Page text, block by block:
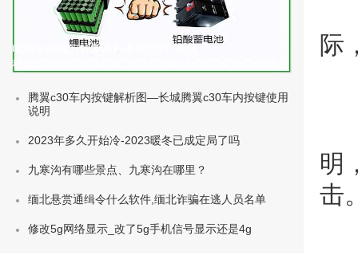
际
明
击
电动车电池的种类及标准(电动车 电池
种类)
腾翼c30车内按键解析图—长城腾翼c30车内按键使用
说明
2023年多久开始冷-2023暖冬已成定局了吗
九寒沟有哪些景点、九寒沟在哪里？
缅北悬赏通缉令什么软件,缅北诈骗在逃人员名单
修改5g网络显示_改了5g手机信号显示还是4g